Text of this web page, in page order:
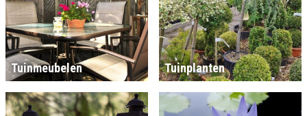
Tuinmeubelen Tuinplanten